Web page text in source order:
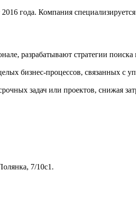
года. Компания
разрабатывают стратегии
бизнес-процессов, связанных с
задач или проектов, снижая
7/10с1.